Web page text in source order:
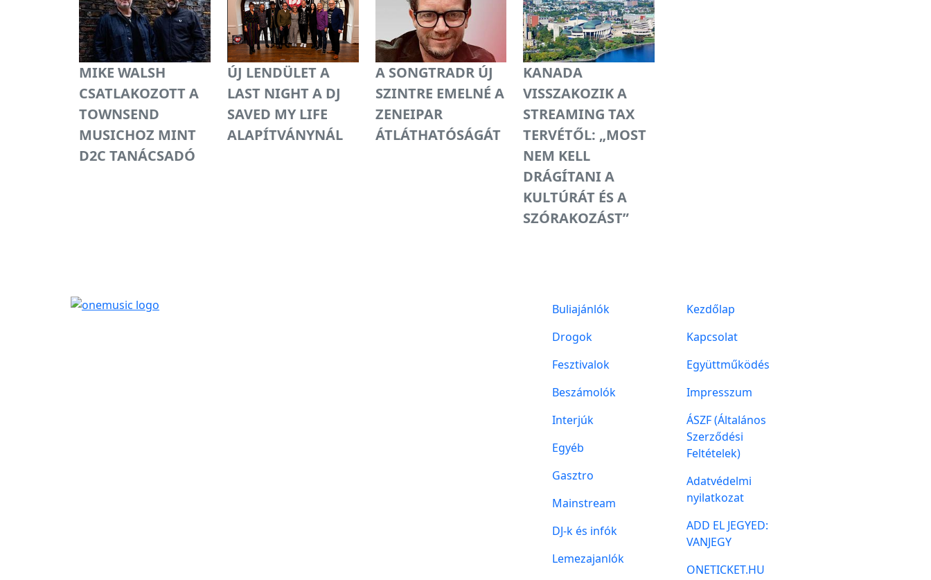
MIKE WALSH
CSATLAKOZOTT A
TOWNSEND
MUSICHOZ MINT
D2C TANÁCSADÓ
ÚJ LENDÜLET A
LAST NIGHT A DJ
SAVED MY LIFE
ALAPÍTVÁNYNÁL
A SONGTRADR ÚJ
SZINTRE EMELNÉ A
ZENEIPAR
ÁTLÁTHATÓSÁGÁT
KANADA
VISSZAKOZIK A
STREAMING TAX
TERVÉTŐL: „MOST
NEM KELL
DRÁGÍTANI A
KULTÚRÁT ÉS A
SZÓRAKOZÁST”
Buliajánlók
Drogok
Fesztivalok
Beszámolók
Interjúk
Egyéb
Gasztro
Mainstream
DJ-k és infók
Lemezajanlók
Kezdőlap
Kapcsolat
Együttműködés
Impresszum
ÁSZF (Általános
Szerződési
Feltételek)
Adatvédelmi
nyilatkozat
ADD EL JEGYED:
VANJEGY
ONETICKET.HU